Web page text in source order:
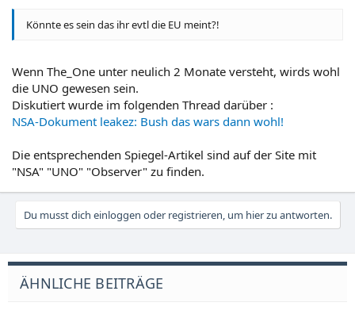
Könnte es sein das ihr evtl die EU meint?!
Wenn The_One unter neulich 2 Monate versteht, wirds wohl
die UNO gewesen sein.
Diskutiert wurde im folgenden Thread darüber :
NSA-Dokument leakez: Bush das wars dann wohl!
Die entsprechenden Spiegel-Artikel sind auf der Site mit
"NSA" "UNO" "Observer" zu finden.
Du musst dich einloggen oder registrieren, um hier zu antworten.
ÄHNLICHE BEITRÄGE